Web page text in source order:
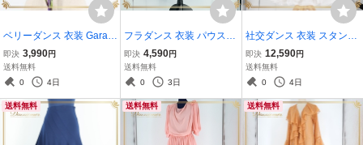
ベリーダンス 衣装 Garam
garam ガラムガラム チョ
リ トップス レッスンウェ
ア パープル系 カラフル 鮮
い 羽織り
即決 3,990円
送料無料
0
4日
フラダンス 衣装 パウスカ
ート ブルー系 フラ ダンス
HULA GIRLS 水色 白 チェ
ック柄 花柄 明るい 爽やか
わり
即決 4,590円
送料無料
0
3日
社交ダンス 衣装 スタンダ
ード ドレス ワンピース パ
ーティ衣装 女性用 レディ
ース オールシーズン 白 pr
ィック
即決 12,590円
送料無料
0
4日
送料無料 送料無料 送料無料